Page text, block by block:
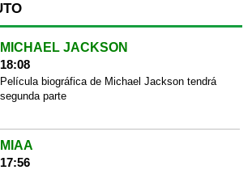
MICHAEL JACKSON
18:08
Película biográfica de Michael Jackson tendrá
segunda parte
MIAA
17:56